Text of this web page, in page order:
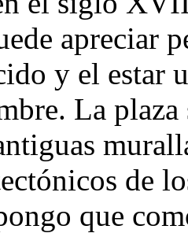
apreciar
y el estar
La
de
que